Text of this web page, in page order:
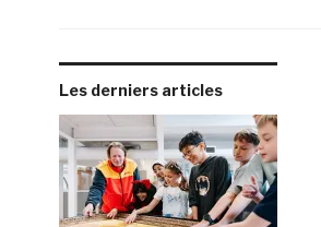
Les derniers articles